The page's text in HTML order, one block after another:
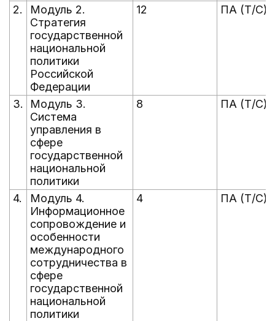
2.
Модуль 2.
Стратегия
государственной
национальной
политики
Российской
Федерации
12 ПА (Т/С)
3.
Модуль 3.
Система
управления в
сфере
государственной
национальной
политики
8 ПА (Т/С)
4.
Модуль 4.
Информационное
сопровождение и
особенности
международного
сотрудничества в
сфере
государственной
национальной
политики
4 ПА (Т/С)